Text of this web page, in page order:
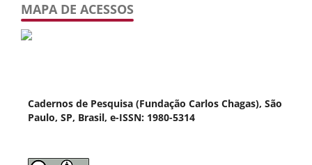
MAPA DE ACESSOS
Cadernos de Pesquisa (Fundação Carlos Chagas), São
Paulo, SP, Brasil, e-ISSN: 1980-5314